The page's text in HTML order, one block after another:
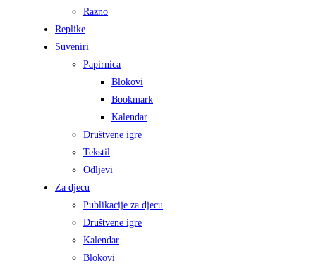
Razno
Replike
Suveniri
Papirnica
Blokovi
Bookmark
Kalendar
Društvene igre
Tekstil
Odljevi
Za djecu
Publikacije za djecu
Društvene igre
Kalendar
Blokovi